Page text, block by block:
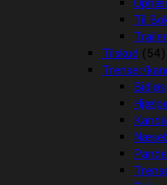
Til
Tilskud (54)
Trenser/
Bidløs